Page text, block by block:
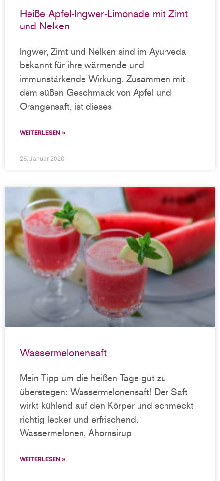
Heiße Apfel-Ingwer-Limonade mit Zimt
und Nelken
Ingwer, Zimt und Nelken sind im Ayurveda
bekannt für ihre wärmende und
immunstärkende Wirkung. Zusammen mit
dem süßen Geschmack von Apfel und
Orangensaft, ist dieses
WEITERLESEN »
28. Januar 2020
Wassermelonensaft
Mein Tipp um die heißen Tage gut zu
überstegen: Wassermelonensaft! Der Saft
wirkt kühlend auf den Körper und schmeckt
richtig lecker und erfrischend.
Wassermelonen, Ahornsirup
WEITERLESEN »